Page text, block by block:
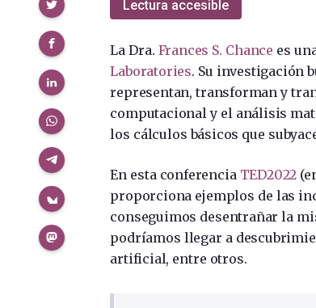
Lectura accesible
La Dra. Frances S. Chance es
Laboratories. Su investigación
representan, transforman y
computacional y el análisis
los cálculos básicos que
En esta conferencia TED2022
proporciona ejemplos de las
conseguimos desentrañar la
podríamos llegar a
artificial, entre otros.